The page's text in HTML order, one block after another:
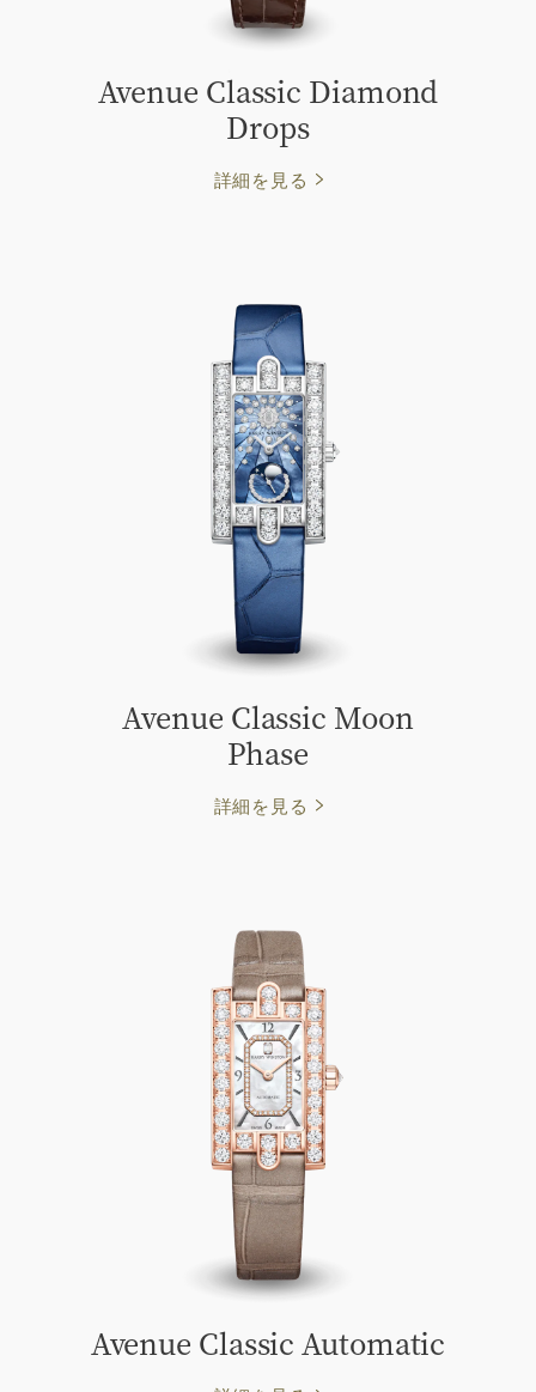
Avenue Classic Diamond
Drops
詳細を見る
Avenue Classic Moon
Phase
詳細を見る
Avenue Classic Automatic